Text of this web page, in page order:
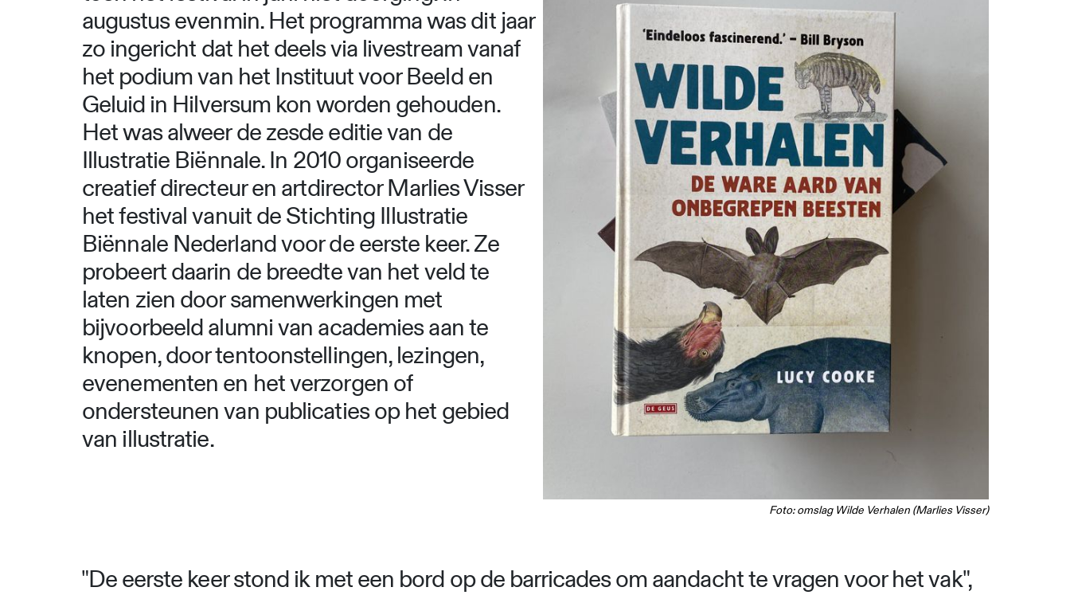
augustus evenmin. Het programma was dit jaar
zo ingericht dat het deels via livestream vanaf
het podium van het Instituut voor Beeld en
Geluid in Hilversum kon worden gehouden.
Het was alweer de zesde editie van de
Illustratie Biënnale. In 2010 organiseerde
creatief directeur en artdirector Marlies Visser
het festival vanuit de Stichting Illustratie
Biënnale Nederland voor de eerste keer. Ze
probeert daarin de breedte van het veld te
laten zien door samenwerkingen met
bijvoorbeeld alumni van academies aan te
knopen, door tentoonstellingen, lezingen,
evenementen en het verzorgen of
ondersteunen van publicaties op het gebied
van illustratie.
Foto: omslag Wilde Verhalen (Marlies Visser)
"De eerste keer stond ik met een bord op de barricades om aandacht te vragen voor het vak",